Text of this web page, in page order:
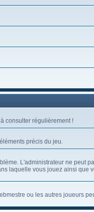
consulter régulièrement !
précis du jeu.
L'administrateur ne peut
laquelle vous jouez ainsi que
ou les autres joueurs